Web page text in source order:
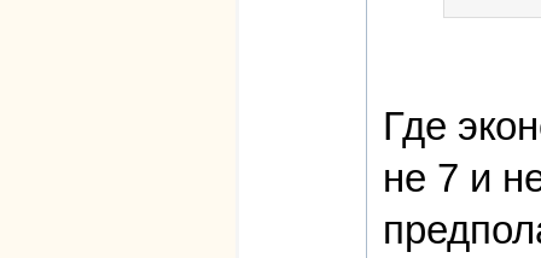
Где
не 7 и